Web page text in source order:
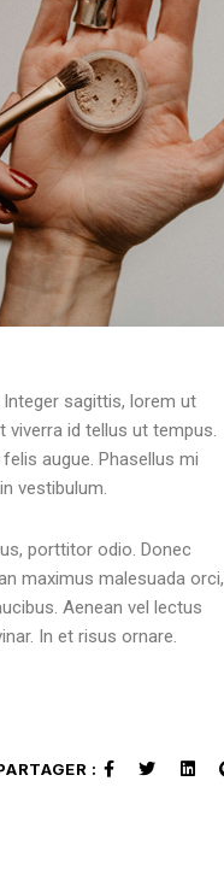
sagittis, lorem ut
id tellus ut tempus.
augue. Phasellus mi
vestibulum.
porttitor odio. Donec
maximus malesuada orci,
Aenean vel lectus
In et risus ornare.
: